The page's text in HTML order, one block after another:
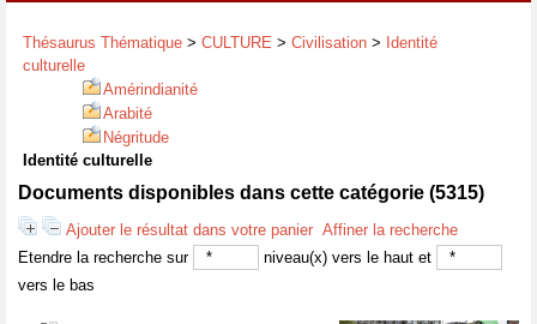
Thésaurus Thématique > CULTURE > Civilisation > Identité
culturelle
Amérindianité
Arabité
Négritude
Identité culturelle
Documents disponibles dans cette catégorie (5315)
Ajouter le résultat dans votre panier Affiner la recherche
Etendre la recherche sur
niveau(x) vers le haut et
vers le bas